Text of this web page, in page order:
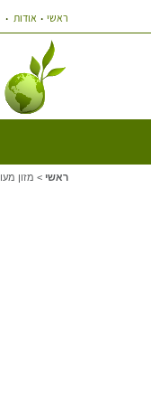
ראשי אודות
ראשי > מזון